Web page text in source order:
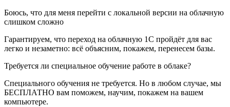
Боюсь, что для меня перейти с локальной версии на облачную
слишком сложно
Гарантируем, что переход на облачную 1С пройдёт для вас
легко и незаметно: всё объясним, покажем, перенесем базы.
Требуется ли специальное обучение работе в облаке?
Специального обучения не требуется. Но в любом случае, мы
БЕСПЛАТНО вам поможем, научим, покажем на вашем
компьютере.